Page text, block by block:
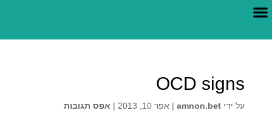
OCD signs
על ידי amnon.bet
| אפר 10, 2013 | אפס תגובות